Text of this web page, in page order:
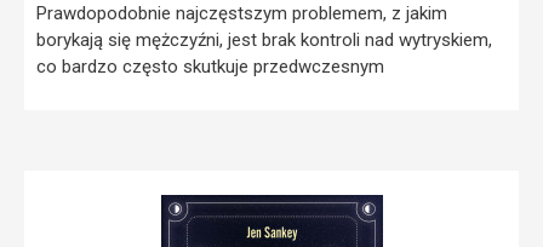
Prawdopodobnie najczęstszym problemem, z jakim
borykają się mężczyźni, jest brak kontroli nad wytryskiem,
co bardzo często skutkuje przedwczesnym